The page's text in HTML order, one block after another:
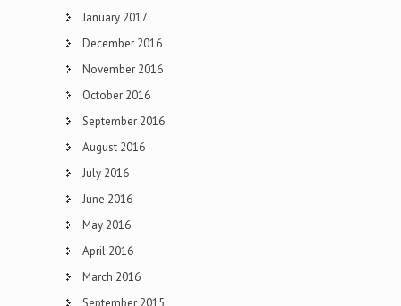
January 2017
December 2016
November 2016
October 2016
September 2016
August 2016
July 2016
June 2016
May 2016
April 2016
March 2016
September 2015